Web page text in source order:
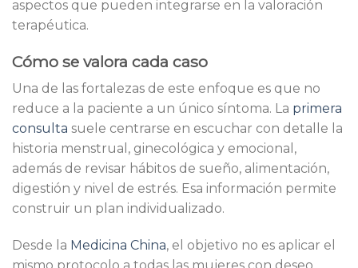
aspectos que pueden integrarse en la valoración
terapéutica.
Cómo se valora cada caso
Una de las fortalezas de este enfoque es que no
reduce a la paciente a un único síntoma. La primera
consulta suele centrarse en escuchar con detalle la
historia menstrual, ginecológica y emocional,
además de revisar hábitos de sueño, alimentación,
digestión y nivel de estrés. Esa información permite
construir un plan individualizado.
Desde la Medicina China, el objetivo no es aplicar el